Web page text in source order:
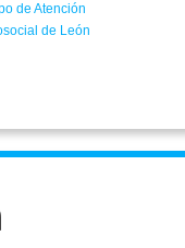
de Atención
de León